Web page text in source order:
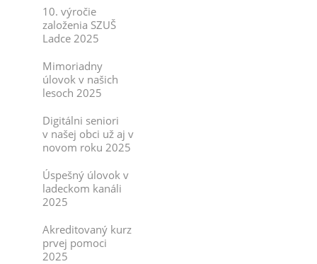
10. výročie
založenia SZUŠ
Ladce 2025
Mimoriadny
úlovok v našich
lesoch 2025
Digitálni seniori
v našej obci už aj v
novom roku 2025
Úspešný úlovok v
ladeckom kanáli
2025
Akreditovaný kurz
prvej pomoci
2025